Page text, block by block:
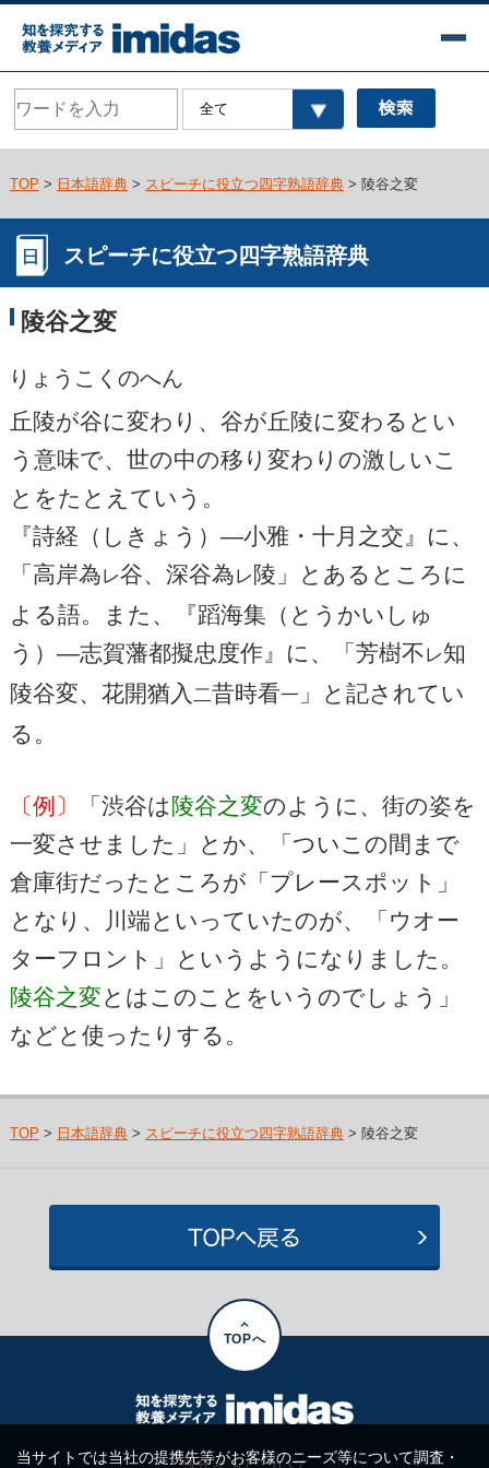
TOP > 日本語辞典> スピーチに役立つ四字熟語辞典> 陵谷之変
スピーチに役立つ四字熟語辞典
陵谷之変
りょうこくのへん
丘陵が谷に変わり、谷が丘陵に変わるとい
う意味で、世の中の移り変わりの激しいこ
とをたとえていう。
『詩経（しきょう）―小雅・十月之交』に、
「高岸為レ谷、深谷為レ 陵」とあるところに
よる語。また、『蹈海集（とうかいしゅ
う）―志賀藩都擬忠度作』に、「芳樹不レ知
陵谷変、花開猶入 二昔時看一 」と記されてい
る。
〔例〕 「渋谷は 陵谷之変のように、街の姿を
一変させました」とか、「ついこの間まで
倉庫街だったところが「プレースポット」
となり、川端といっていたのが、「ウオー
ターフロント」というようになりました。
陵谷之変とはこのことをいうのでしょう」
などと使ったりする。
TOP > 日本語辞典> スピーチに役立つ四字熟語辞典> 陵谷之変
TOPへ
当サイトでは当社の提携先等がお客様のニーズ等について調査・